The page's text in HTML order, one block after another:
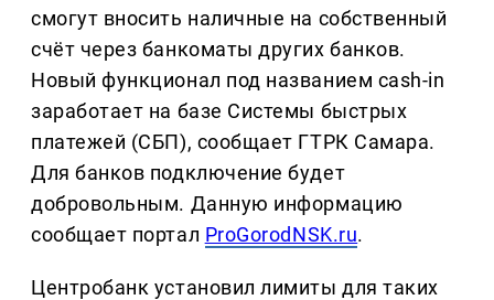
смогут вносить наличные на собственный
счёт через банкоматы других банков.
Новый функционал под названием cash-in
заработает на базе Системы быстрых
платежей (СБП), сообщает ГТРК Самара.
Для банков подключение будет
добровольным. Данную информацию
сообщает портал ProGorodNSK.ru.
Центробанк установил лимиты для таких